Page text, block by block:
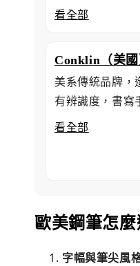
看全部
Conklin（美國
美系傳統品牌，
有辨識度，書寫
看全部
歐美鋼筆怎
字幅與筆尖風